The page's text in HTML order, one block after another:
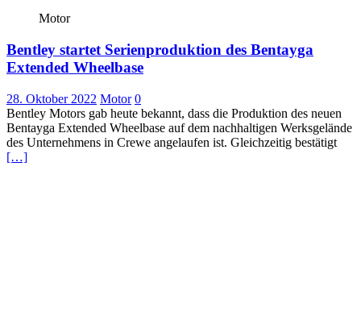
Motor
Bentley startet Serienproduktion des Bentayga
Extended Wheelbase
28. Oktober 2022 Motor 0
Bentley Motors gab heute bekannt, dass die Produktion des neuen
Bentayga Extended Wheelbase auf dem nachhaltigen Werksgelände
des Unternehmens in Crewe angelaufen ist. Gleichzeitig bestätigt
[…]